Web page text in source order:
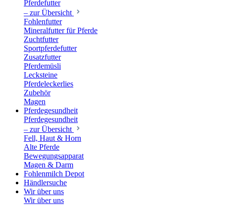
Pferdefutter
– zur Übersicht
Fohlenfutter
Mineralfutter für Pferde
Zuchtfutter
Sportpferdefutter
Zusatzfutter
Pferdemüsli
Lecksteine
Pferdeleckerlies
Zubehör
Magen
Pferdegesundheit
Pferdegesundheit
– zur Übersicht
Fell, Haut & Horn
Alte Pferde
Bewegungsapparat
Magen & Darm
Fohlenmilch Depot
Händlersuche
Wir über uns
Wir über uns